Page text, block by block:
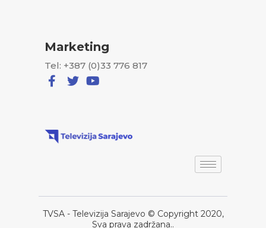
Marketing
Tel: +387 (0)33 776 817
TVSA - Televizija Sarajevo © Copyright 2020,
Sva prava zadržana..